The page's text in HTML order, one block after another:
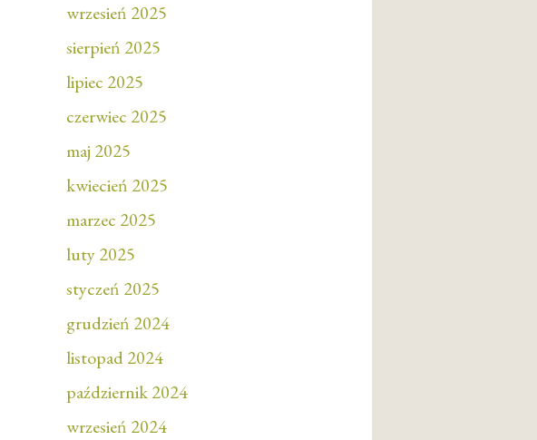
wrzesień 2025
sierpień 2025
lipiec 2025
czerwiec 2025
maj 2025
kwiecień 2025
marzec 2025
luty 2025
styczeń 2025
grudzień 2024
listopad 2024
październik 2024
wrzesień 2024